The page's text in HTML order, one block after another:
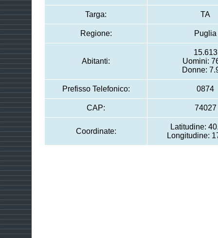
Targa: TA
Regione: Puglia
Abitanti:
15.613
Uomini:
Donne:
Prefisso Telefonico: 0874
CAP: 74027
Coordinate:
Latitudine:
Longitudine: